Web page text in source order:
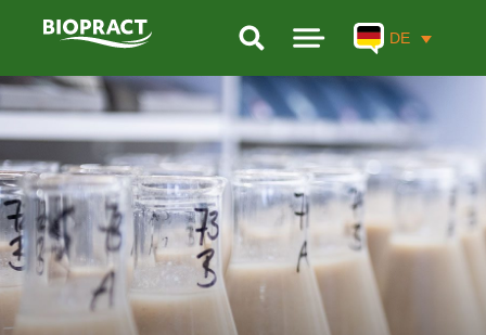
DE
PRODUKTE
LEISTUNGEN
FORSCHUNG
UNTERNEHMEN
BIOGAS-KALKULATOR
KONTAKT